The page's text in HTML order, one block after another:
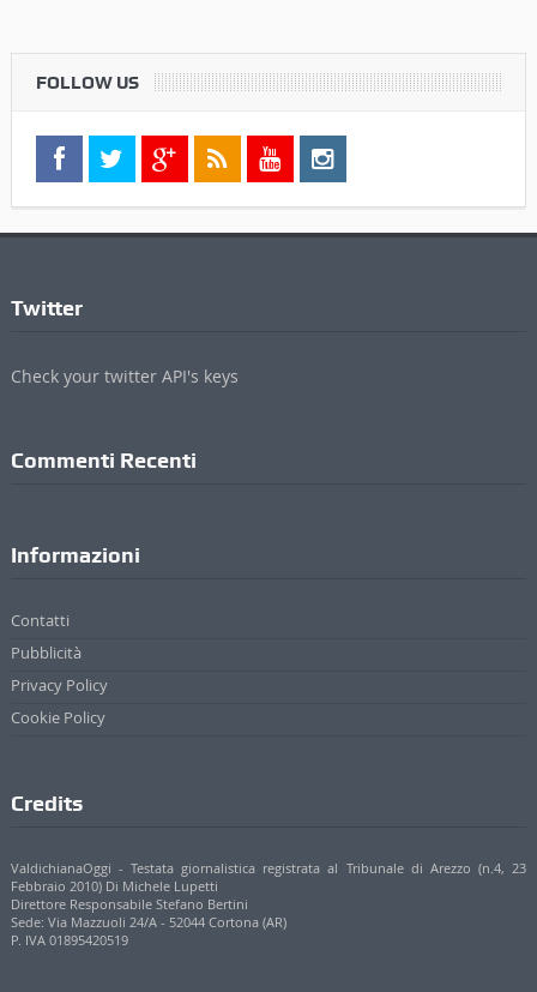
FOLLOW US
Twitter
Check your twitter API's keys
Commenti Recenti
Informazioni
Contatti
Pubblicità
Privacy Policy
Cookie Policy
Credits
ValdichianaOggi - Testata giornalistica registrata al Tribunale di Arezzo (n.4, 23
Febbraio 2010) Di Michele Lupetti
Direttore Responsabile Stefano Bertini
Sede: Via Mazzuoli 24/A - 52044 Cortona (AR)
P. IVA 01895420519